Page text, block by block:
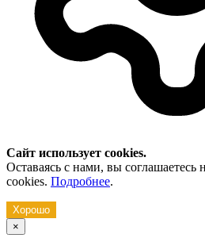
Сайт использует cookies.
Оставаясь с нами, вы соглашаетесь
cookies. Подробнее.
Хорошо
×